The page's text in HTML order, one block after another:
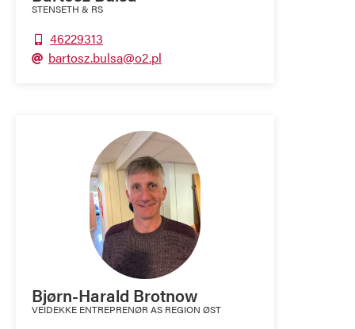
STENSETH & RS
 46229313
 bartosz.bulsa@o2.pl
Bjørn-Harald Brotnow
VEIDEKKE ENTREPRENØR AS REGION ØST